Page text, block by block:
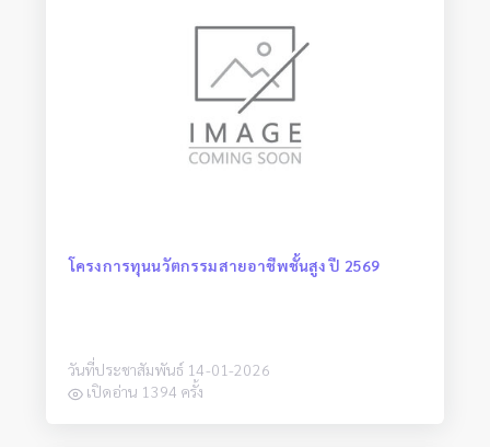
โครงการทุนนวัตกรรมสายอาชีพชั้นสูง ปี 2569
วันที่ประชาสัมพันธ์ 14-01-2026
เปิดอ่าน 1394 ครั้ง